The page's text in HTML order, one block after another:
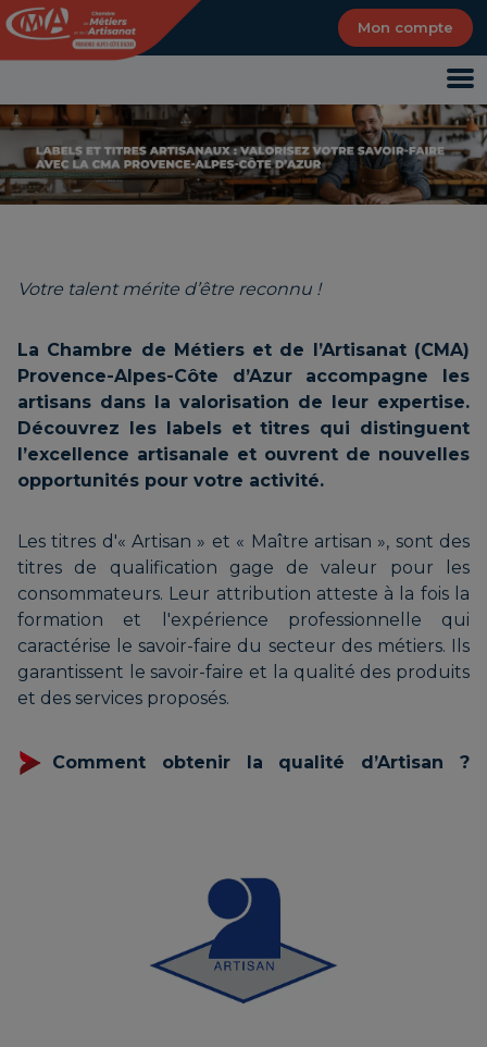
Mon compte
Votre talent mérite d’être reconnu !
La Chambre de Métiers et de l’Artisanat (CMA)
Provence-Alpes-Côte d’Azur accompagne les
artisans dans la valorisation de leur expertise.
Découvrez les labels et titres qui distinguent
l’excellence artisanale et ouvrent de nouvelles
opportunités pour votre activité.
Les titres d'« Artisan » et « Maître artisan », sont des
titres de qualification gage de valeur pour les
consommateurs. Leur attribution atteste à la fois la
formation et l'expérience professionnelle qui
caractérise le savoir-faire du secteur des métiers. Ils
garantissent le savoir-faire et la qualité des produits
et des services proposés.
Comment obtenir la qualité d’Artisan ?
Panneau de gestion des cookies